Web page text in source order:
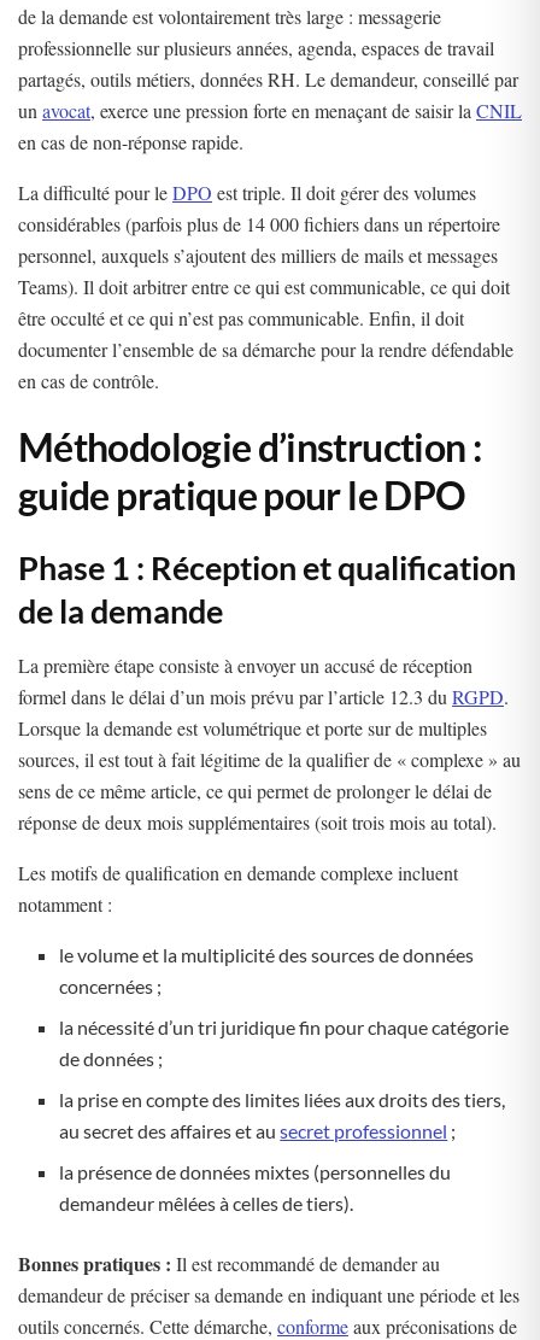
de la demande est volontairement très large : messagerie
professionnelle sur plusieurs années, agenda, espaces de travail
partagés, outils métiers, données RH. Le demandeur, conseillé par
unavocat, exerce une pression forte en menaçant de saisir laCNIL
en cas de non-réponse rapide.
La difficulté pour leDPO est triple. Il doit gérer des volumes
considérables (parfois plus de 14 000 fichiers dans un répertoire
personnel, auxquels s’ajoutent des milliers de mails et messages
Teams). Il doit arbitrer entre ce qui est communicable, ce qui doit
être occulté et ce qui n’est pas communicable. Enfin, il doit
documenter l’ensemble de sa démarche pour la rendre défendable
en cas de contrôle.
Méthodologie d’instruction :
guide pratique pour le DPO
Phase 1 : Réception et qualification
de la demande
La première étape consiste à envoyer un accusé de réception
formel dans le délai d’un mois prévu par l’article 12.3 du RGPD.
Lorsque la demande est volumétrique et porte sur de multiples
sources, il est tout à fait légitime de la qualifier de « complexe » au
sens de ce même article, ce qui permet de prolonger le délai de
réponse de deux mois supplémentaires (soit trois mois au total).
Les motifs de qualification en demande complexe incluent
notamment :
le volume et la multiplicité des sources de données
concernées ;
la nécessité d’un tri juridique fin pour chaque catégorie
de données ;
la prise en compte des limites liées aux droits des tiers,
au secret des affaires et ausecret professionnel ;
la présence de données mixtes (personnelles du
demandeur mêlées à celles de tiers).
Bonnes pratiques : Il est recommandé de demander au
demandeur de préciser sa demande en indiquant une période et les
outils concernés. Cette démarche, conformeaux préconisations de